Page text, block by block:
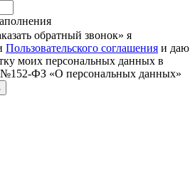
обратный звонок» я
Пользовательского соглашения и даю
моих персональных данных в
№152-ФЗ «О персональных данных»